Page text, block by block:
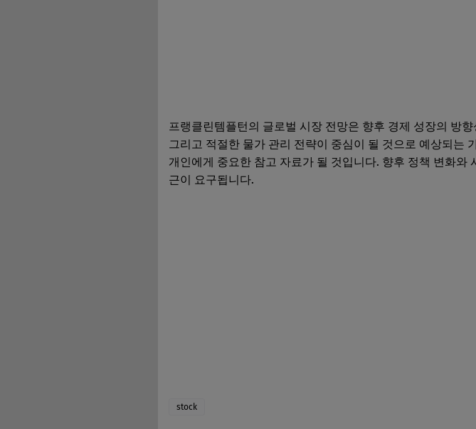
프랭클린템플턴의 글로벌 시장 전망은 향후 경제 성장의 방
그리고 적절한 물가 관리 전략이 중심이 될 것으로 예상되는
개인에게 중요한 참고 자료가 될 것입니다. 향후 정책 변화
근이 요구됩니다.
stock